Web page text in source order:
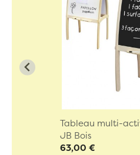
Tableau multi-
JB Bois
63,00 €